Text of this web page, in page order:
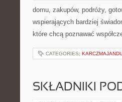
domu, zakupów, podróży,
wspierających bardziej
które chcą poznawać
CATEGORIES:
SKŁADNIKI